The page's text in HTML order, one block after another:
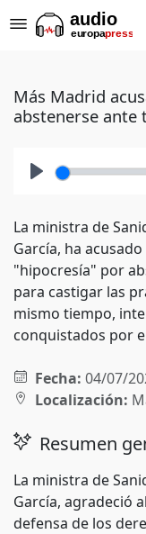
Más Madrid
abstenerse ante
La ministra de
García, ha
"hipocresía" por
para castigar las
mismo tiempo,
conquistados por
Fecha: 04/07/
Localización:
Resumen
La ministra de
García, agradeció
defensa de los